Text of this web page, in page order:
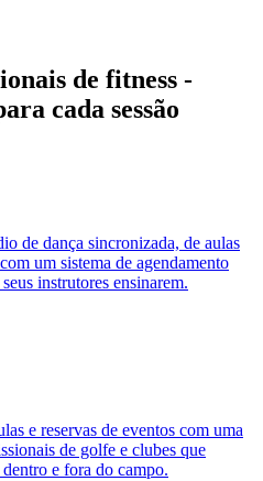
de fitness -
cada sessão
de dança sincronizada, de aulas
um sistema de agendamento
instrutores ensinarem.
e reservas de eventos com uma
de golfe e clubes que
e fora do campo.